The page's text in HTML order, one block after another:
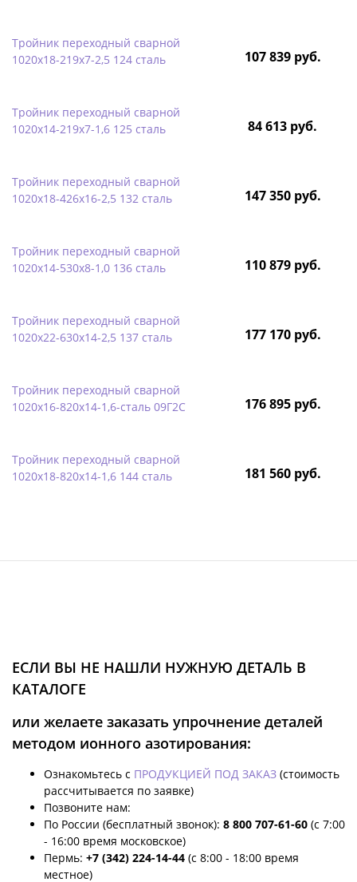
Тройник переходный сварной
1020х18-219х7-2,5 124 сталь
107 839 руб.
Тройник переходный сварной
1020х14-219х7-1,6 125 сталь
84 613 руб.
Тройник переходный сварной
1020х18-426х16-2,5 132 сталь
147 350 руб.
Тройник переходный сварной
1020х14-530х8-1,0 136 сталь
110 879 руб.
Тройник переходный сварной
1020х22-630х14-2,5 137 сталь
177 170 руб.
Тройник переходный сварной
1020х16-820х14-1,6-сталь 09Г2С
176 895 руб.
Тройник переходный сварной
1020х18-820х14-1,6 144 сталь
181 560 руб.
ЕСЛИ ВЫ НЕ НАШЛИ НУЖНУЮ ДЕТАЛЬ В
КАТАЛОГЕ
или желаете заказать упрочнение деталей
методом ионного азотирования:
Ознакомьтесь с ПРОДУКЦИЕЙ ПОД ЗАКАЗ (стоимость
рассчитывается по заявке)
Позвоните нам:
По России (бесплатный звонок): 8 800 707-61-60 (с 7:00
- 16:00 время московское)
Пермь: +7 (342) 224-14-44 (с 8:00 - 18:00 время
местное)